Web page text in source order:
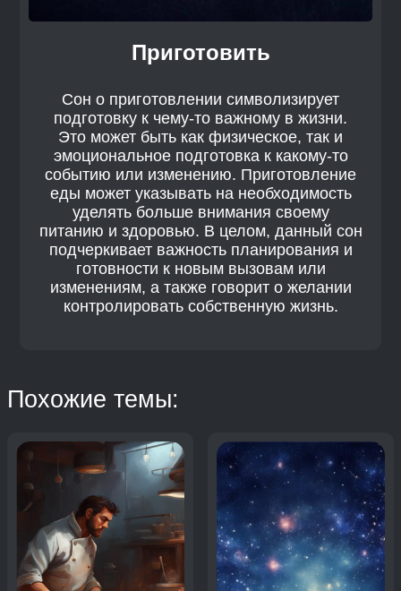
Приготовить
Сон о приготовлении символизирует
подготовку к чему-то важному в жизни.
Это может быть как физическое, так и
эмоциональное подготовка к какому-то
событию или изменению. Приготовление
еды может указывать на необходимость
уделять больше внимания своему
питанию и здоровью. В целом, данный сон
подчеркивает важность планирования и
готовности к новым вызовам или
изменениям, а также говорит о желании
контролировать собственную жизнь.
Похожие темы: